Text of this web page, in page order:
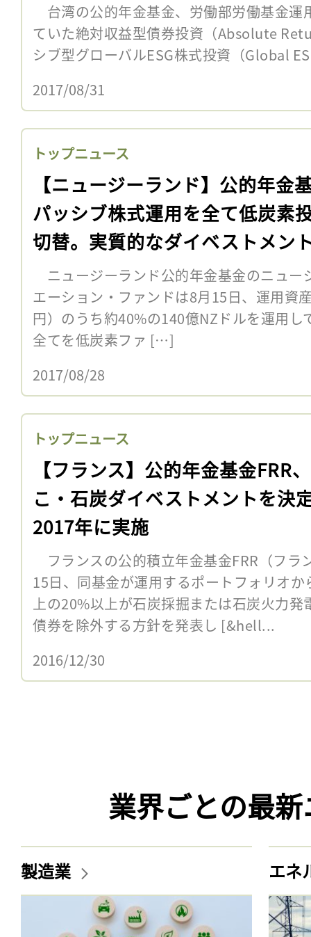
台湾の公的年金基金、労働部労働基金運
ていた絶対収益型債券投資（Absolute
シブ型グローバルESG株式投資（Global
2017/08/31
トップニュース
【ニュージーランド】公的年金
パッシブ株式運用を全て低炭素
切替。実質的なダイベストメン
ニュージーランド公的年金基金のニュー
エーション・ファンドは8月15日、運用資
円）のうち約40%の140億NZドルを運用
全てを低炭素ファ […]
2017/08/28
トップニュース
【フランス】公的年金基金FRR
こ・石炭ダイベストメントを決
2017年に実施
フランスの公的積立年金基金FRR（フラ
15日、同基金が運用するポートフォリオ
上の20%以上が石炭採掘または石炭火力
債券を除外する方針を発表し [&hell...
2016/12/30
業界ごとの最
製造業 エネ